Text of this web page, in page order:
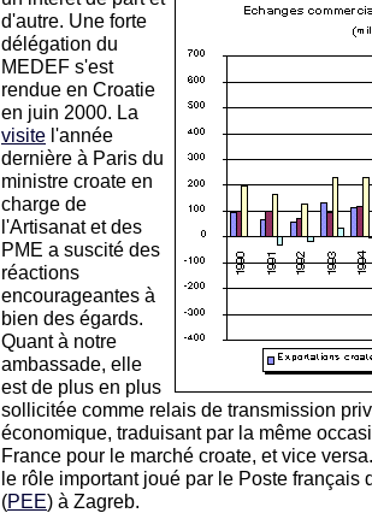
d'autre. Une forte
délégation du
MEDEF s'est
rendue en Croatie
en juin 2000. La
visite l'année
dernière à Paris du
ministre croate en
charge de
l'Artisanat et des
PME a suscité des
réactions
encourageantes à
bien des égards.
Quant à notre
ambassade, elle
est de plus en plus
sollicitée comme relais de transmission
économique, traduisant par la même
France pour le marché croate, et vice
le rôle important joué par le Poste français
(PEE) à Zagreb.